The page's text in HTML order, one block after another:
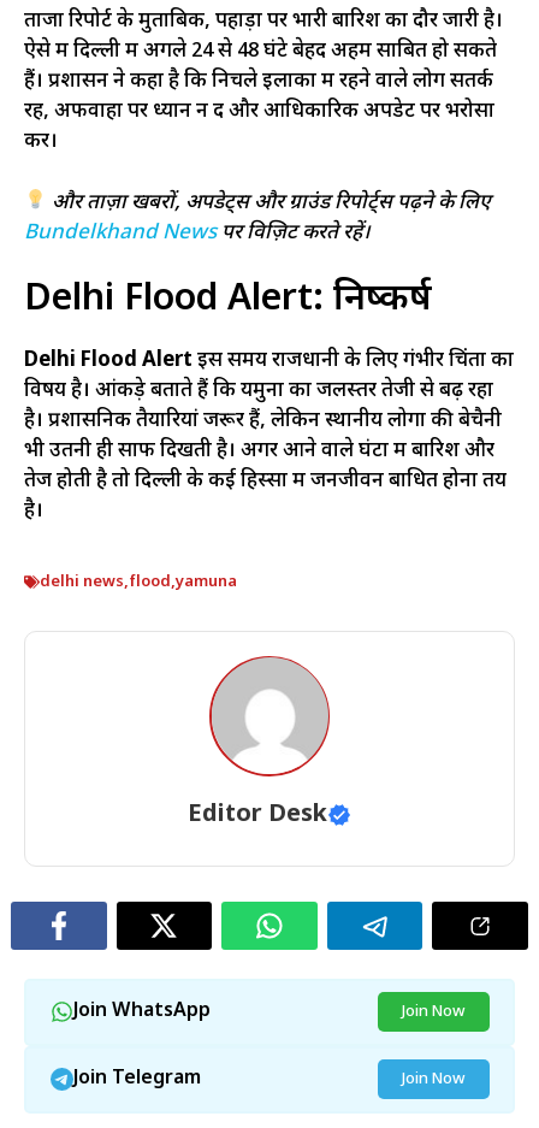
ताजा रिपोर्ट के मुताबिक, पहाड़ों पर भारी बारिश का दौर जारी है।
ऐसे में दिल्ली में अगले 24 से 48 घंटे बेहद अहम साबित हो सकते
हैं। प्रशासन ने कहा है कि निचले इलाकों में रहने वाले लोग सतर्क
रहें, अफवाहों पर ध्यान न दें और आधिकारिक अपडेट पर भरोसा
करें।
और ताज़ा खबरों, अपडेट्स और ग्राउंड रिपोर्ट्स पढ़ने के लिए
Bundelkhand Newsपर विज़िट करते रहें।
Delhi Flood Alert: निष्कर्ष
Delhi Flood Alert इस समय राजधानी के लिए गंभीर चिंता का
विषय है। आंकड़े बताते हैं कि यमुना का जलस्तर तेजी से बढ़ रहा
है। प्रशासनिक तैयारियां जरूर हैं, लेकिन स्थानीय लोगों की बेचैनी
भी उतनी ही साफ दिखती है। अगर आने वाले घंटों में बारिश और
तेज होती है तो दिल्ली के कई हिस्सों में जनजीवन बाधित होना तय
है।
delhi news,flood,yamuna
Editor Desk
Join WhatsApp Join Now
Join Telegram Join Now